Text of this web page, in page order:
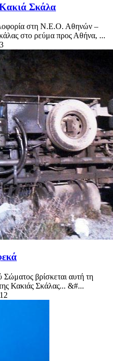
Σκάλα
στη Ν.Ε.Ο. Αθηνών –
στο ρεύμα προς Αθήνα, ...
Σώματος βρίσκεται αυτή τη
Κακιάς Σκάλας... &#...